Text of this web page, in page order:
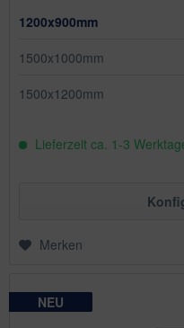
1200x900mm
1500x1000mm
1500x1200mm
Lieferzeit ca. 1-3
Merken
NEU
NEU
NEU
NEU